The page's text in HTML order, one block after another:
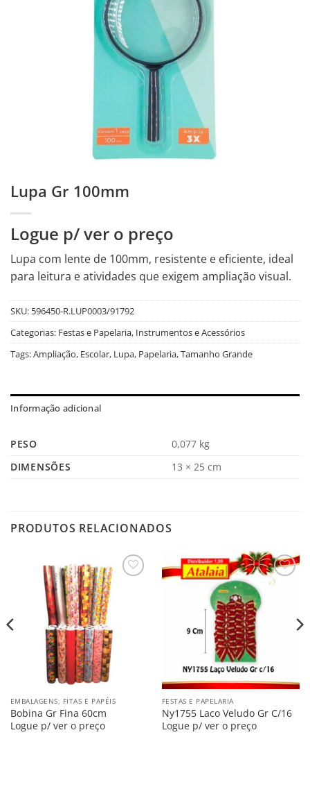
Lupa Gr 100mm
Logue p/ ver o preço
Lupa com lente de 100mm, resistente e eficiente, ideal
para leitura e atividades que exigem ampliação visual.
SKU: 596450-R.LUP0003/91792
Categorias: Festas e Papelaria, Instrumentos e Acessórios
Tags:Ampliação, Escolar, Lupa, Papelaria,Tamanho Grande
Informação adicional
PESO
0,077 kg
DIMENSÕES
13 × 25 cm
PRODUTOS RELACIONADOS
EMBALAGENS, FITAS E PAPÉIS
Bobina Gr Fina 60cm
Logue p/ ver o preço
Salvar
FESTAS E PAPELARIA
Ny1755 Laco Veludo Gr C/16
Logue p/ ver o preço